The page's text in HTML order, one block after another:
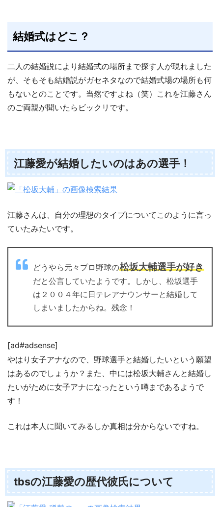
結婚式はどこ？
二人の結婚説により結婚式の場所まで探す人が現れました
が、そもそも結婚説がガセネタなので結婚式場の場所も何
もないとのことです。当然ですよね（笑）これを江藤さん
のご両親が聞いたらビックリです。
江藤愛が結婚したいのはあの選手！
江藤さんは、自分の理想のタイプについてこのように言っ
ていたみたいです。
どうやら元々プロ野球の松坂大輔選手が好き
だと公言していたようです。しかし、松坂選手
は２００４年に日テレアナウンサーと結婚して
しまいましたからね。残念！
[ad#adsense]
やはり女子アナなので、野球選手と結婚したいという願望
はあるのでしょうか？また、中には松坂大輔さんと結婚し
たいがために女子アナになったという噂まであるようで
す！
これは本人に聞いてみるしか真相は分からないですね。
tbsの江藤愛の歴代彼氏について